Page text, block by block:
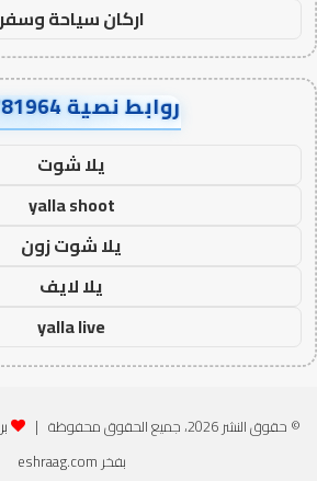
اركان سياحة وسفر
روابط نصية FD781964
يلا شوت
yalla shoot
يلا شوت زون
يلا لايف
yalla live
© حقوق النشر 2026، جميع الحقوق محفوظة |
بفخر eshraag.com